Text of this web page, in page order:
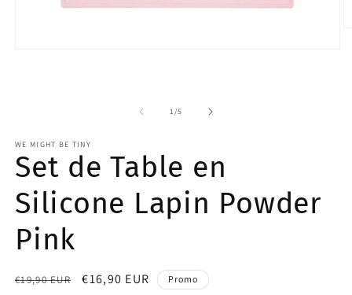
1/de
5
WE MIGHT BE TINY
Set de Table en
Silicone Lapin Powder
Pink
Prix
€19,90 EUR
Prix
€16,90 EUR Promo